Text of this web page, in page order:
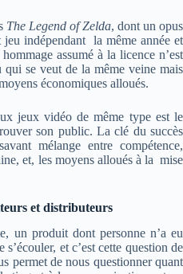
The Legend of Zelda, dont un opus
jeu indépendant la même année et
assumé à la licence n’est
se veut de la même veine mais
économiques alloués.
jeux vidéo de même type est le
son public. La clé du succès
mélange entre compétence,
et, les moyens alloués à la mise
et distributeurs
un produit dont personne n’a eu
s’écouler, et c’est cette question de
permet de nous questionner quant